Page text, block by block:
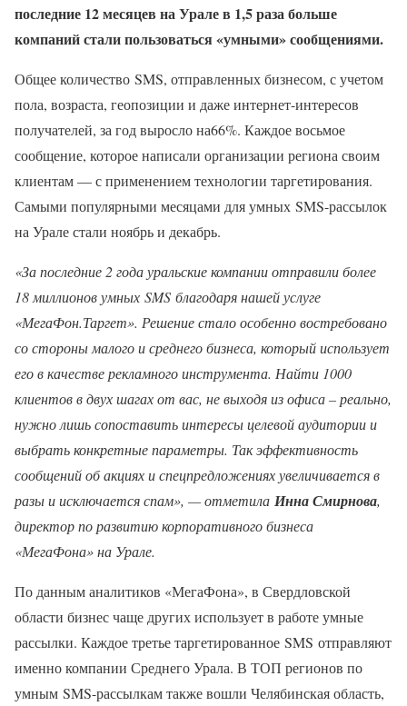
последние 12 месяцев на Урале в 1,5 раза больше
компаний стали пользоваться «умными» сообщениями.
Общее количество SMS, отправленных бизнесом, с учетом
пола, возраста, геопозиции и даже интернет-интересов
получателей, за год выросло на66%. Каждое восьмое
сообщение, которое написали организации региона своим
клиентам — с применением технологии таргетирования.
Самыми популярными месяцами для умных SMS-рассылок
на Урале стали ноябрь и декабрь.
«За последние 2 года уральские компании отправили более
18 миллионов умных SMS благодаря нашей услуге
«МегаФон.Таргет». Решение стало особенно востребовано
со стороны малого и среднего бизнеса, который использует
его в качестве рекламного инструмента. Найти 1000
клиентов в двух шагах от вас, не выходя из офиса – реально,
нужно лишь сопоставить интересы целевой аудитории и
выбрать конкретные параметры. Так эффективность
сообщений об акциях и спецпредложениях увеличивается в
разы и исключается спам», — отметила Инна Смирнова,
директор по развитию корпоративного бизнеса
«МегаФона» на Урале.
По данным аналитиков «МегаФона», в Свердловской
области бизнес чаще других использует в работе умные
рассылки. Каждое третье таргетированное SMS отправляют
именно компании Среднего Урала. В ТОП регионов по
умным SMS-рассылкам также вошли Челябинская область,